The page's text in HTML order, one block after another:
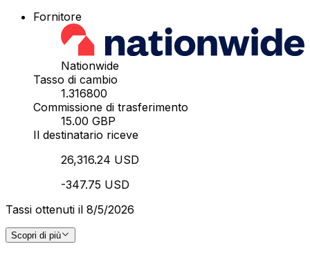
Fornitore
Nationwide
Tasso di cambio
1.316800
Commissione di trasferimento
15.00 GBP
Il destinatario riceve
26,316.24 USD
-347.75 USD
Tassi ottenuti il 8/5/2026
Scopri di più